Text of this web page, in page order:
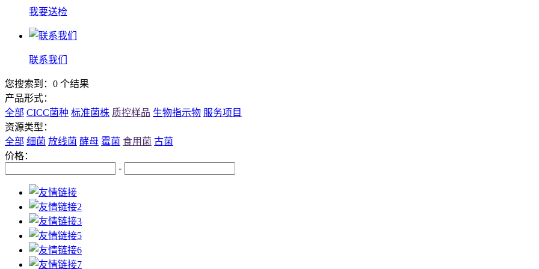
我要送检
联系我们
您搜索到：0 个结果
产品形式：
全部 CICC菌种 标准菌株 质控样品 生物指示物 服务项目
资源类型：
全部 细菌 放线菌 酵母 霉菌 食用菌 古菌
价格：
-